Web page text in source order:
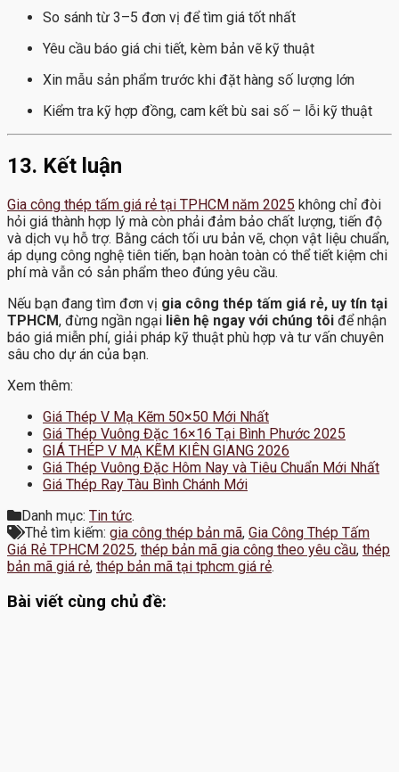
So sánh từ 3–5 đơn vị để tìm giá tốt nhất
Yêu cầu báo giá chi tiết, kèm bản vẽ kỹ thuật
Xin mẫu sản phẩm trước khi đặt hàng số lượng lớn
Kiểm tra kỹ hợp đồng, cam kết bù sai số – lỗi kỹ thuật
13. Kết luận
Gia công thép tấm giá rẻ tại TPHCM năm 2025 không chỉ đòi
hỏi giá thành hợp lý mà còn phải đảm bảo chất lượng, tiến độ
và dịch vụ hỗ trợ. Bằng cách tối ưu bản vẽ, chọn vật liệu chuẩn,
áp dụng công nghệ tiên tiến, bạn hoàn toàn có thể tiết kiệm chi
phí mà vẫn có sản phẩm theo đúng yêu cầu.
Nếu bạn đang tìm đơn vị gia công thép tấm giá rẻ, uy tín tại
TPHCM, đừng ngần ngại liên hệ ngay với chúng tôi để nhận
báo giá miễn phí, giải pháp kỹ thuật phù hợp và tư vấn chuyên
sâu cho dự án của bạn.
Xem thêm:
Giá Thép V Mạ Kẽm 50×50 Mới Nhất
Giá Thép Vuông Đặc 16×16 Tại Bình Phước 2025
GIÁ THÉP V MẠ KẼM KIÊN GIANG 2026
Giá Thép Vuông Đặc Hôm Nay và Tiêu Chuẩn Mới Nhất
Giá Thép Ray Tàu Bình Chánh Mới
Danh mục: Tin tức.
Thẻ tìm kiếm: gia công thép bản mã, Gia Công Thép Tấm
Giá Rẻ TPHCM 2025, thép bản mã gia công theo yêu cầu, thép
bản mã giá rẻ, thép bản mã tại tphcm giá rẻ.
Bài viết cùng chủ đề: